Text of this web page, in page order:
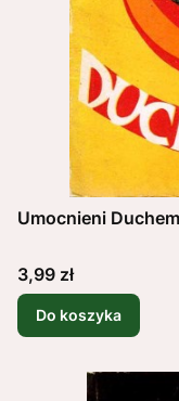
Umocnieni
Cena
3,99 zł
Do koszyka